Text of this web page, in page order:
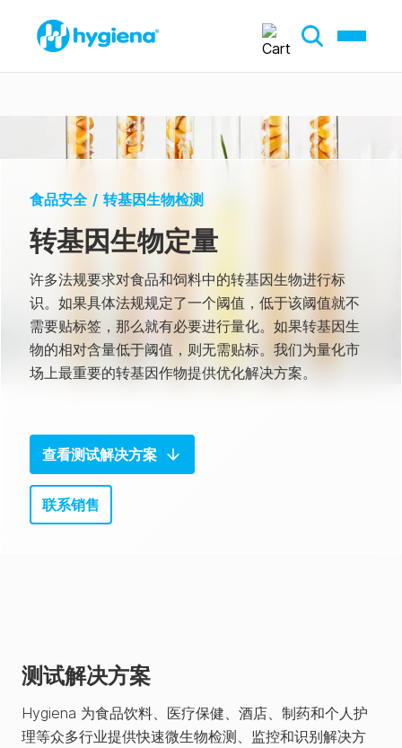
食品安全 / 转基因生物检测
转基因生物定量
许多法规要求对食品和饲料中的转基因生物进行标
识。如果具体法规规定了一个阈值，低于该阈值就不
需要贴标签，那么就有必要进行量化。如果转基因生
物的相对含量低于阈值，则无需贴标。我们为量化市
场上最重要的转基因作物提供优化解决方案。
查看测试解决方案
联系销售
测试解决方案
Hygiena 为食品饮料、医疗保健、酒店、制药和个人护
理等众多行业提供快速微生物检测、监控和识别解决方